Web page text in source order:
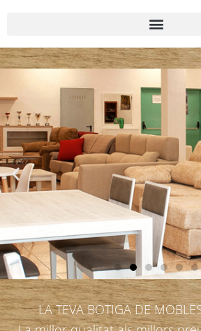
LA TEVA BOTIGA DE